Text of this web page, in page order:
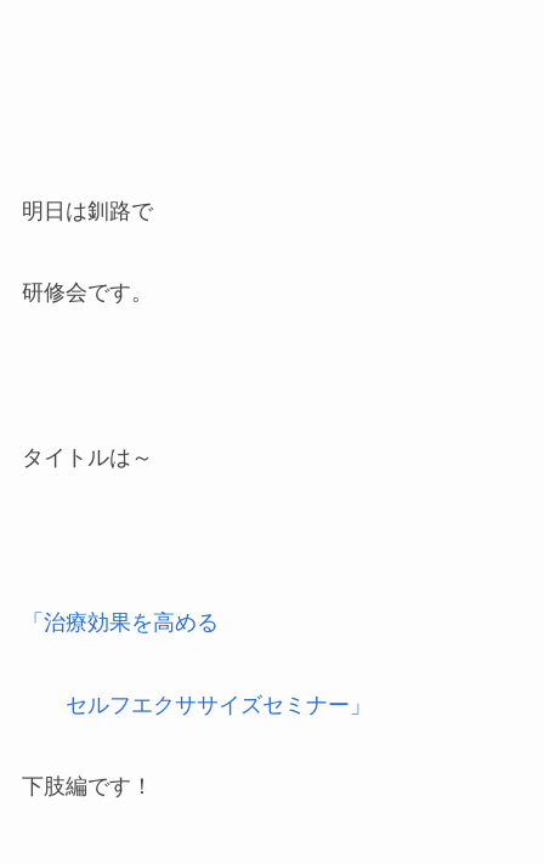
明日は釧路で
研修会です。
タイトルは～
「治療効果を高める
セルフエクササイズセミナー」
下肢編です！